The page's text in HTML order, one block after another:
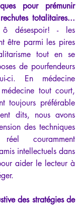
pour prémunir
désespoir! - les
être parmi les pires
tout en se
de pourfendeurs
ci. En médecine
tout court,
toujours préférable
dits, nous avons
des techniques
couramment
intellectuels dans
aider le lecteur à
des stratégies de